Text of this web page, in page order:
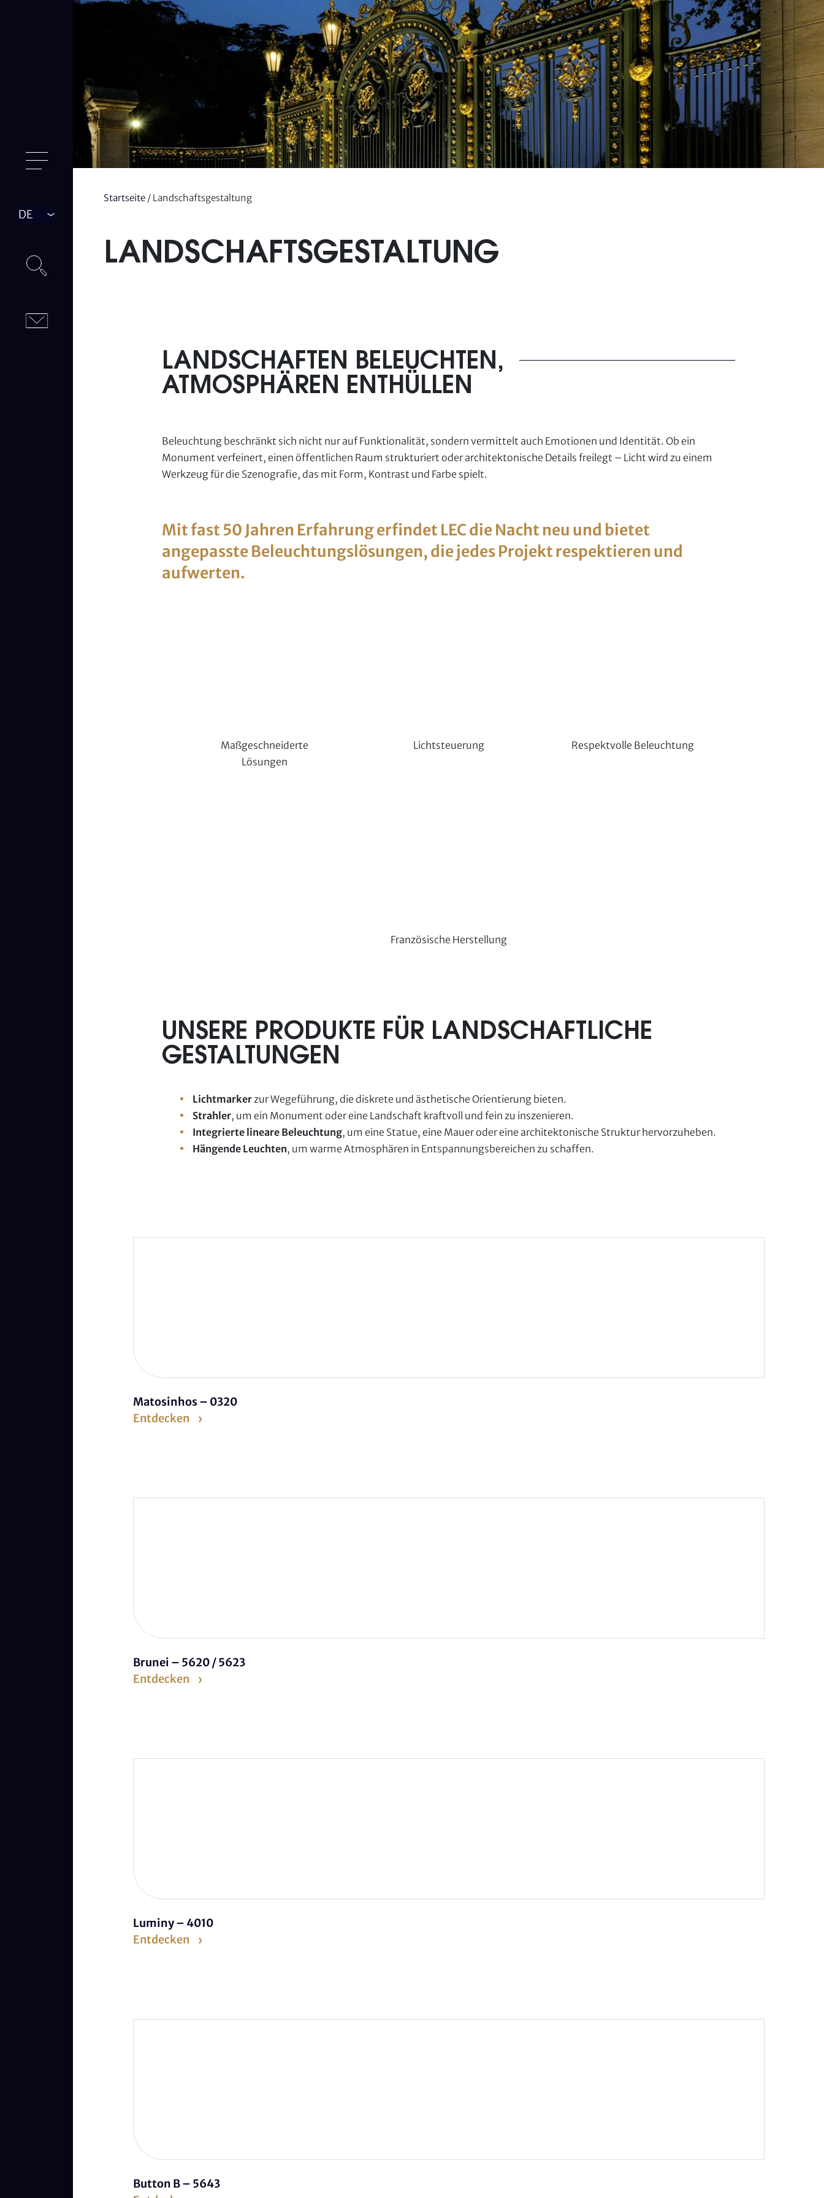
Langue
Startseite / Landschaftsgestaltung
LANDSCHAFTSGESTALTUNG
LANDSCHAFTEN BELEUCHTEN,
ATMOSPHÄREN ENTHÜLLEN
Beleuchtung beschränkt sich nicht nur auf Funktionalität, sondern vermittelt auch Emotionen und Identität. Ob ein
Monument verfeinert, einen öffentlichen Raum strukturiert oder architektonische Details freilegt – Licht wird zu einem
Werkzeug für die Szenografie, das mit Form, Kontrast und Farbe spielt.
Mit fast 50 Jahren Erfahrung erfindet LEC die Nacht neu und bietet
angepasste Beleuchtungslösungen, die jedes Projekt respektieren und
aufwerten.
Maßgeschneiderte
Lösungen
Lichtsteuerung Respektvolle Beleuchtung
Französische Herstellung
UNSERE PRODUKTE FÜR LANDSCHAFTLICHE
GESTALTUNGEN
Lichtmarkerzur Wegeführung, die diskrete und ästhetische Orientierung bieten.
Strahler, um ein Monument oder eine Landschaft kraftvoll und fein zu inszenieren.
Integrierte lineare Beleuchtung, um eine Statue, eine Mauer oder eine architektonische Struktur hervorzuheben.
Hängende Leuchten, um warme Atmosphären in Entspannungsbereichen zu schaffen.
Matosinhos – 0320
Entdecken
Brunei – 5620 / 5623
Entdecken
Luminy – 4010
Entdecken
Button B – 5643